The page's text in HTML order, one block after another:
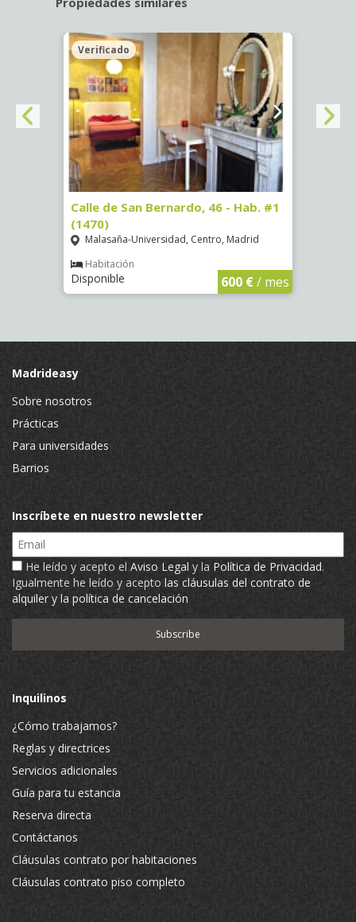
Verificado
Calle de San Bernardo, 46 - Hab. #1
(1470)
Malasaña-Universidad, Centro, Madrid
Habitación
Disponible 600 €/ mes
Madrideasy
Sobre nosotros
Prácticas
Para universidades
Barrios
Inscríbete en nuestro newsletter
Email
He leído y acepto el Aviso Legal y la Política de Privacidad.
Igualmente he leído y acepto las cláusulas del contrato de
alquiler y la política de cancelación
Inquilinos
¿Cómo trabajamos?
Reglas y directrices
Servicios adicionales
Guía para tu estancia
Reserva directa
Contáctanos
Cláusulas contrato por habitaciones
Cláusulas contrato piso completo